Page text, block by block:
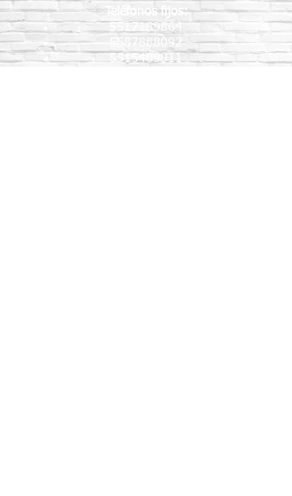
Teléfonos fijos:
5517189864
5587888092
5515409911